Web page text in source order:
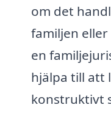
om det
familjen
en
hjälpa till att
konstruktivt